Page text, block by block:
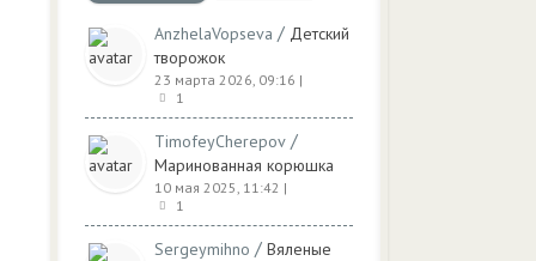
AnzhelaVopseva / Детский
творожок
23 марта 2026, 09:16 |
1
TimofeyCherepov /
Маринованная корюшка
10 мая 2025, 11:42 |
1
Sergeymihno / Вяленые